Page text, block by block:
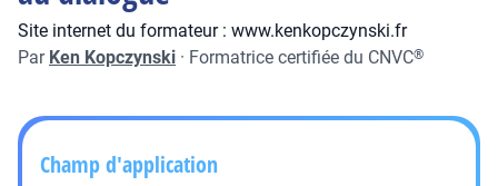
Site internet du formateur : www.kenkopczynski.fr
Par Ken Kopczynski · Formatrice certifiée du CNVC®
Champ d'application